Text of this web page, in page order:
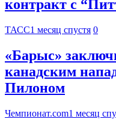
контракт с
ТАСС1 месяц спустя 0
«Барыс»
канадским
Пилоном
Чемпионат.com1 месяц